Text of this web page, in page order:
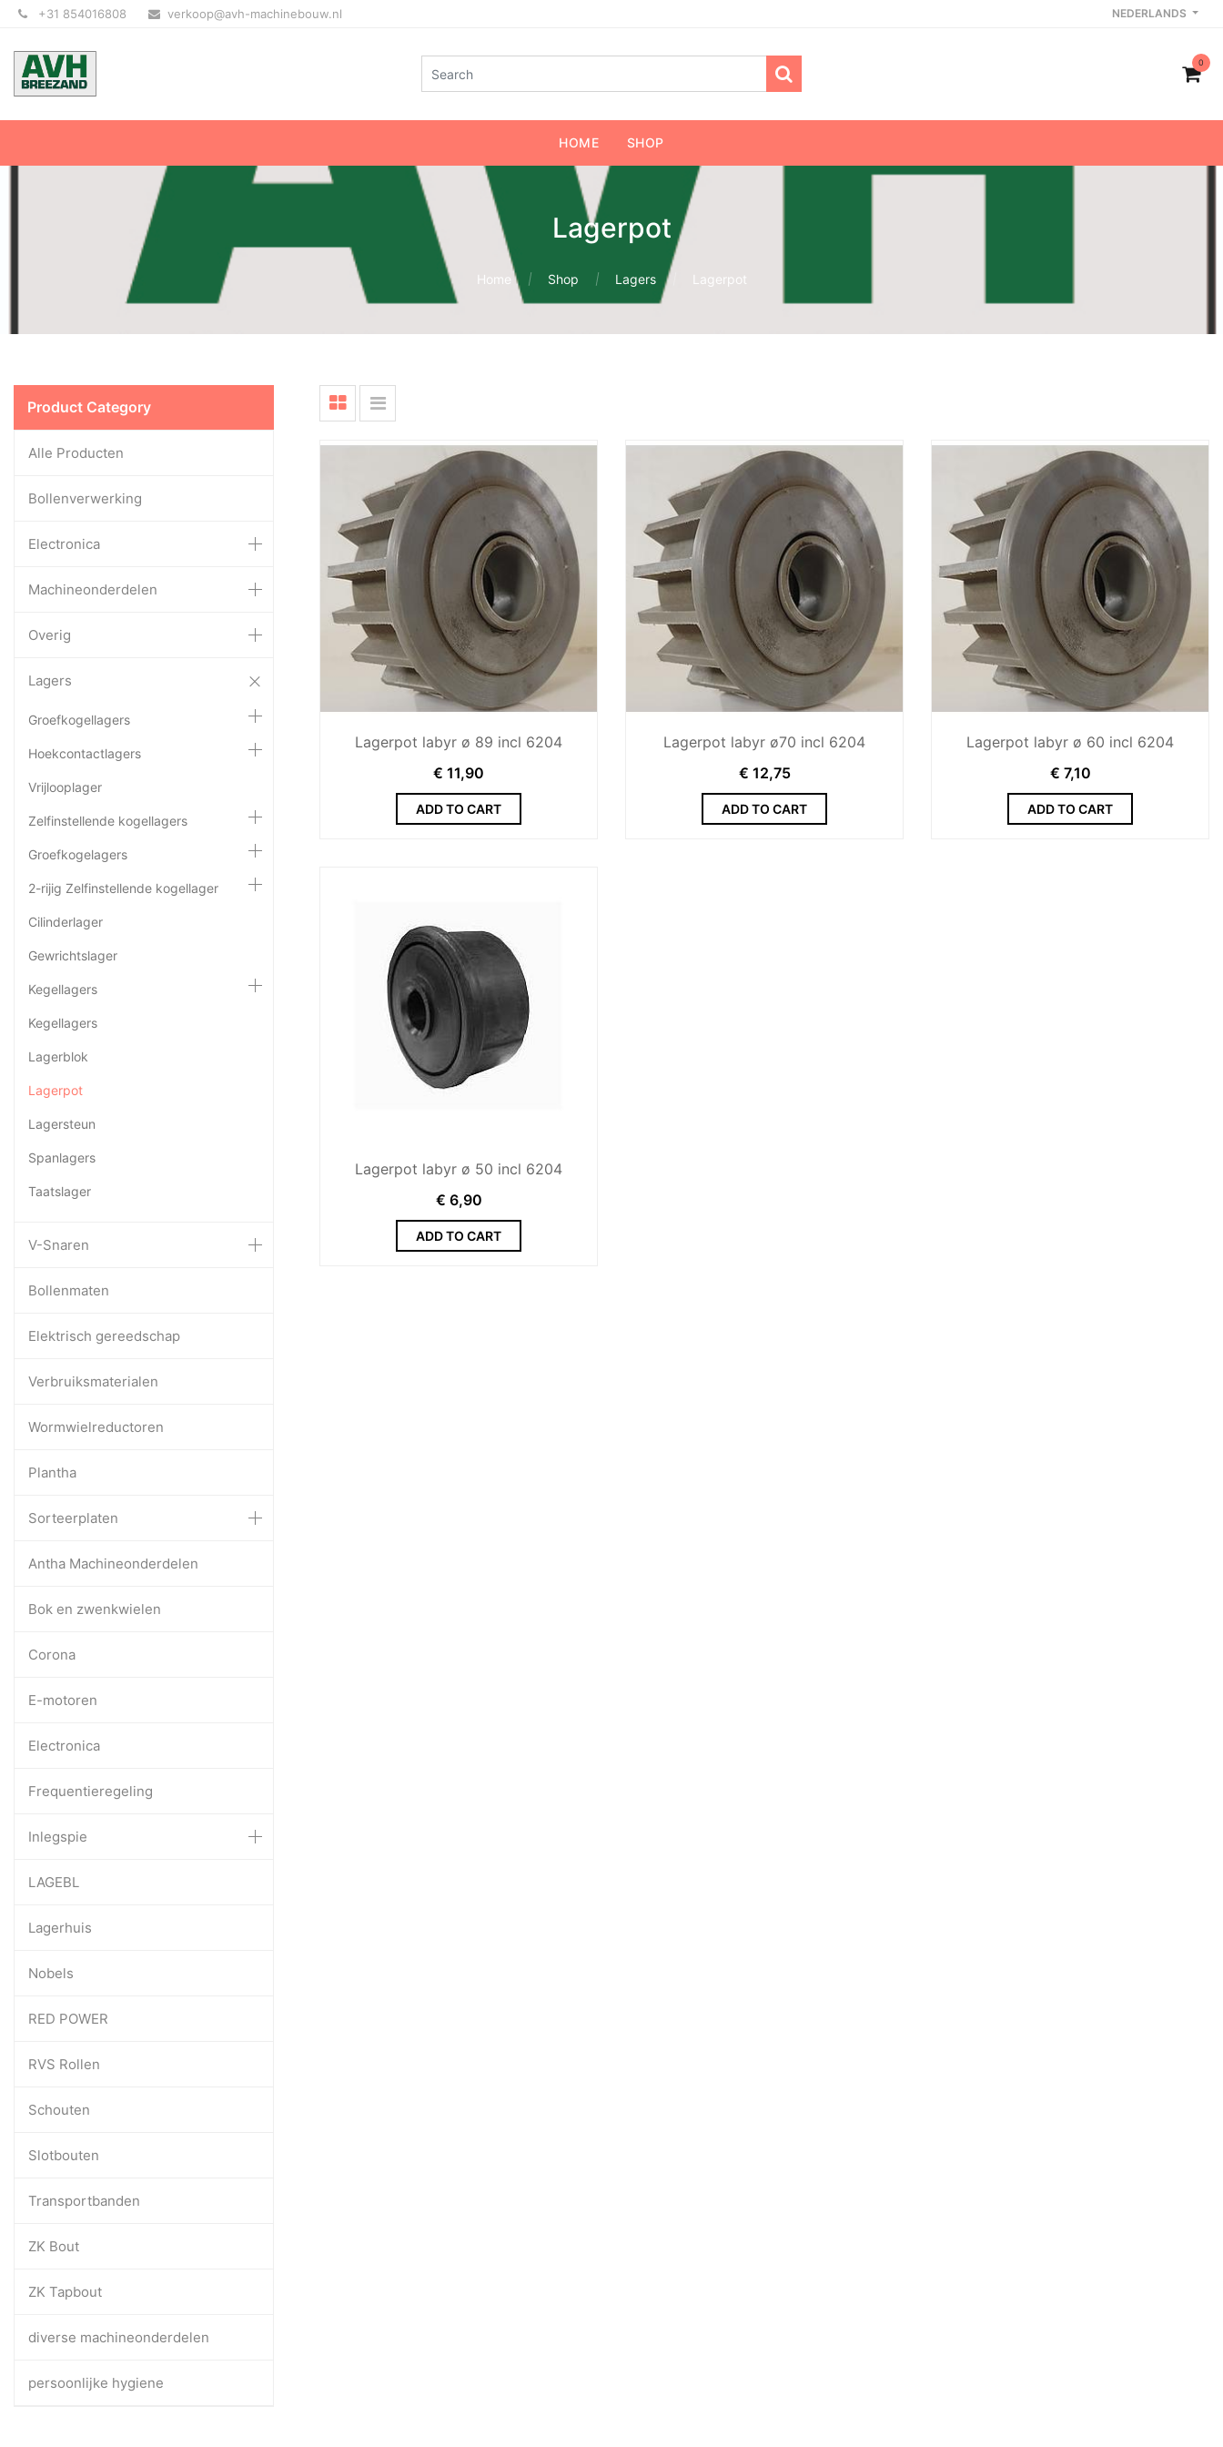
+31 854016808 verkoop@avh-machinebouw.nl NEDERLANDS
0
HOME SHOP
Lagerpot
Home Shop Lagers Lagerpot
Product Category
Alle Producten
Bollenverwerking
Electronica
Machineonderdelen
Overig
Lagers
Groefkogellagers
Hoekcontactlagers
Vrijlooplager
Zelfinstellende kogellagers
Groefkogelagers
2-rijig Zelfinstellende kogellager
Cilinderlager
Gewrichtslager
Kegellagers
Kegellagers
Lagerblok
Lagerpot
Lagersteun
Spanlagers
Taatslager
V-Snaren
Bollenmaten
Elektrisch gereedschap
Verbruiksmaterialen
Wormwielreductoren
Plantha
Sorteerplaten
Antha Machineonderdelen
Bok en zwenkwielen
Corona
E-motoren
Electronica
Frequentieregeling
Inlegspie
LAGEBL
Lagerhuis
Nobels
RED POWER
RVS Rollen
Schouten
Slotbouten
Transportbanden
ZK Bout
ZK Tapbout
diverse machineonderdelen
persoonlijke hygiene
Lagerpot labyr ø 89 incl 6204
€ 11,90
ADD TO CART
Lagerpot labyr ø70 incl 6204
€ 12,75
ADD TO CART
Lagerpot labyr ø 60 incl 6204
€ 7,10
ADD TO CART
Lagerpot labyr ø 50 incl 6204
€ 6,90
ADD TO CART